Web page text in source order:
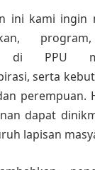
ini kami ingin
di PPU
serta
perempuan.
dapat
lapisan